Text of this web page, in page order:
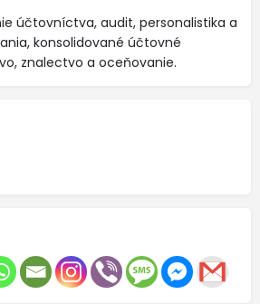
účtovníctva, audit, personalistika a
konsolidované účtovné
znalectvo a oceňovanie.